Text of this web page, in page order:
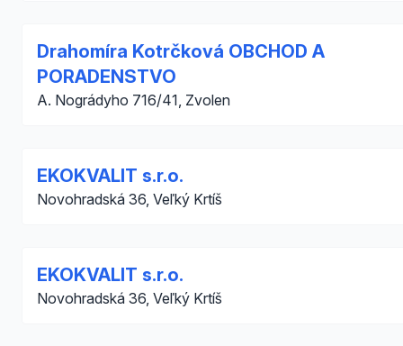
Drahomíra Kotrčková OBCHOD A
PORADENSTVO
A. Nográdyho 716/41, Zvolen
EKOKVALIT s.r.o.
Novohradská 36, Veľký Krtíš
EKOKVALIT s.r.o.
Novohradská 36, Veľký Krtíš